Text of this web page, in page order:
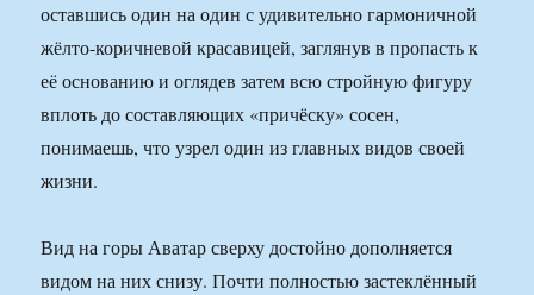
оставшись один на один с удивительно гармоничной
жёлто-коричневой красавицей, заглянув в пропасть к
её основанию и оглядев затем всю стройную фигуру
вплоть до составляющих «причёску» сосен,
понимаешь, что узрел один из главных видов своей
жизни.
Вид на горы Аватар сверху достойно дополняется
видом на них снизу. Почти полностью застеклённый